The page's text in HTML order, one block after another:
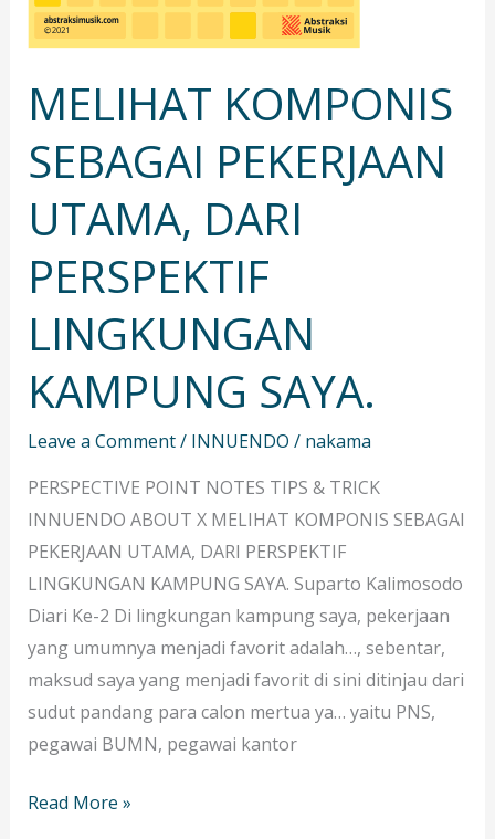
MELIHAT KOMPONIS
SEBAGAI PEKERJAAN
UTAMA, DARI
PERSPEKTIF
LINGKUNGAN
KAMPUNG SAYA.
Leave a Comment/ INNUENDO / nakama
PERSPECTIVE POINT NOTES TIPS & TRICK
INNUENDO ABOUT X MELIHAT KOMPONIS SEBAGAI
PEKERJAAN UTAMA, DARI PERSPEKTIF
LINGKUNGAN KAMPUNG SAYA. Suparto Kalimosodo
Diari Ke-2 Di lingkungan kampung saya, pekerjaan
yang umumnya menjadi favorit adalah…, sebentar,
maksud saya yang menjadi favorit di sini ditinjau dari
sudut pandang para calon mertua ya… yaitu PNS,
pegawai BUMN, pegawai kantor
SAYA.
Read More »